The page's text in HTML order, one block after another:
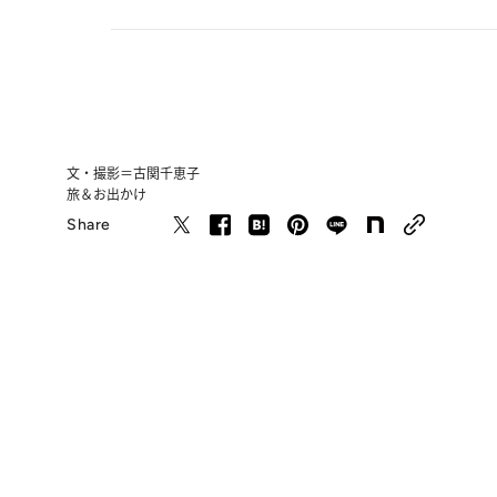
文・撮影＝古関千恵子
旅＆お出かけ
Share